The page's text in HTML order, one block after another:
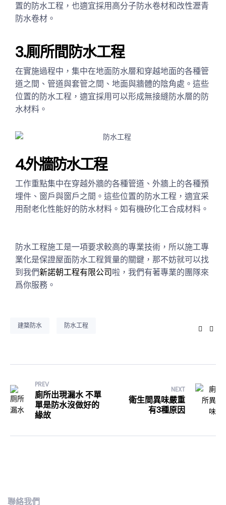
置的防水工程，也適宜採用高分子防水卷材和改性瀝青
防水卷材。
3.厠所間防水工程
在實施過程中，集中在地面防水層和穿越地面的各種管
道之間、管道與套管之間、地面與牆體的陰角處。這些
位置的防水工程，適宜採用可以形成無接縫防水層的防
水材料。
4.外牆防水工程
工作重點集中在穿越外牆的各種管道、外牆上的各種預
埋件、窗戶與窗戶之間。這些位置的防水工程，適宜采
用耐老化性能好的防水材料。如有機矽化工合成材料。
防水工程施工是一項要求較高的專業技術，所以施工專
業化是保證屋面防水工程質量的關鍵，那不妨就可以找
到我們新諾朝工程有限公司啦，我們有著專業的團隊來
爲你服務。
建築防水 防水工程
PREV
廁所出現漏水 不單
單是防水沒做好的
緣故
NEXT
衛生間異味嚴重
有3種原因
聯絡我們